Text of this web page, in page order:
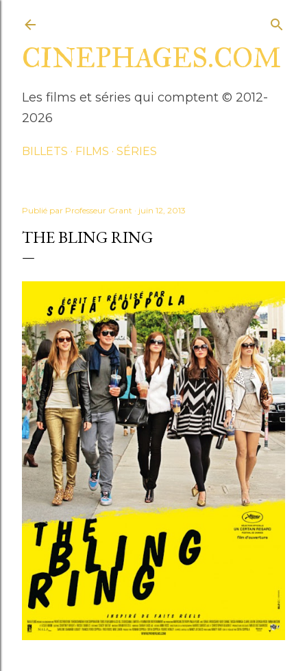
CINEPHAGES.COM
Les films et séries qui comptent © 2012-
2026
BILLETS FILMS SÉRIES
Publié par Professeur Grant juin 12, 2013
THE BLING RING